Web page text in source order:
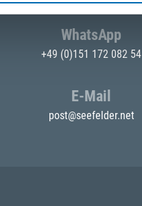
WhatsApp
+49 (0)151 172 082 54
E-Mail
post@seefelder.net